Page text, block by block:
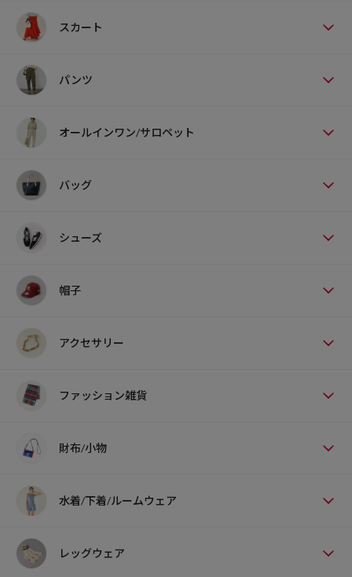
スカート
パンツ
オールインワン/サロペット
バッグ
シューズ
帽子
アクセサリー
ファッション雑貨
財布/小物
水着/下着/ルームウェア
レッグウェア